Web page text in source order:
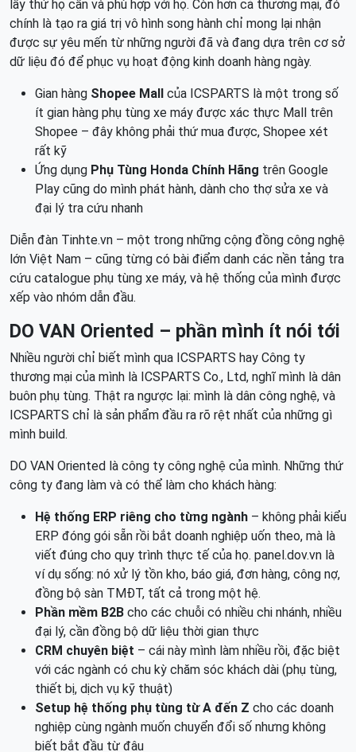
lấy thứ họ cần và phù hợp với họ. Còn hơn cả thương mại, đó
chính là tạo ra giá trị vô hình song hành chỉ mong lại nhận
được sự yêu mến từ những người đã và đang dựa trên cơ sở
dữ liệu đó để phục vụ hoạt động kinh doanh hàng ngày.
Gian hàng Shopee Mall của ICSPARTS là một trong số
ít gian hàng phụ tùng xe máy được xác thực Mall trên
Shopee – đây không phải thứ mua được, Shopee xét
rất kỹ
Ứng dụng Phụ Tùng Honda Chính Hãng trên Google
Play cũng do mình phát hành, dành cho thợ sửa xe và
đại lý tra cứu nhanh
Diễn đàn Tinhte.vn – một trong những cộng đồng công nghệ
lớn Việt Nam – cũng từng có bài điểm danh các nền tảng tra
cứu catalogue phụ tùng xe máy, và hệ thống của mình được
xếp vào nhóm dẫn đầu.
DO VAN Oriented – phần mình ít nói tới
Nhiều người chỉ biết mình qua ICSPARTS hay Công ty
thương mại của mình là ICSPARTS Co., Ltd, nghĩ mình là dân
buôn phụ tùng. Thật ra ngược lại: mình là dân công nghệ, và
ICSPARTS chỉ là sản phẩm đầu ra rõ rệt nhất của những gì
mình build.
DO VAN Oriented là công ty công nghệ của mình. Những thứ
công ty đang làm và có thể làm cho khách hàng:
Hệ thống ERP riêng cho từng ngành – không phải kiểu
ERP đóng gói sẵn rồi bắt doanh nghiệp uốn theo, mà là
viết đúng cho quy trình thực tế của họ. panel.dov.vn là
ví dụ sống: nó xử lý tồn kho, báo giá, đơn hàng, công nợ,
đồng bộ sàn TMĐT, tất cả trong một hệ.
Phần mềm B2B cho các chuỗi có nhiều chi nhánh, nhiều
đại lý, cần đồng bộ dữ liệu thời gian thực
CRM chuyên biệt – cái này mình làm nhiều rồi, đặc biệt
với các ngành có chu kỳ chăm sóc khách dài (phụ tùng,
thiết bị, dịch vụ kỹ thuật)
Setup hệ thống phụ tùng từ A đến Z cho các doanh
nghiệp cùng ngành muốn chuyển đổi số nhưng không
biết bắt đầu từ đâu